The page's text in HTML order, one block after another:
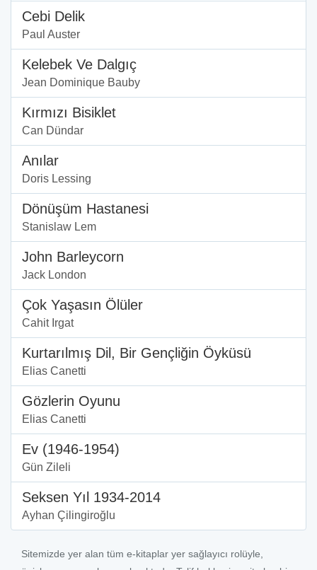
Cebi Delik
Paul Auster
Kelebek Ve Dalgıç
Jean Dominique Bauby
Kırmızı Bisiklet
Can Dündar
Anılar
Doris Lessing
Dönüşüm Hastanesi
Stanislaw Lem
John Barleycorn
Jack London
Çok Yaşasın Ölüler
Cahit Irgat
Kurtarılmış Dil, Bir Gençliğin Öyküsü
Elias Canetti
Gözlerin Oyunu
Elias Canetti
Ev (1946-1954)
Gün Zileli
Seksen Yıl 1934-2014
Ayhan Çilingiroğlu
Sitemizde yer alan tüm e-kitaplar yer sağlayıcı rolüyle,